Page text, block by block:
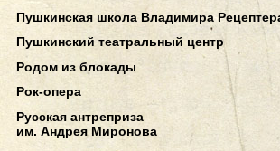
Пушкинская школа Владимира
Пушкинский театральный центр
Родом из блокады
Рок-опера
Русская антреприза
им. Андрея Миронова